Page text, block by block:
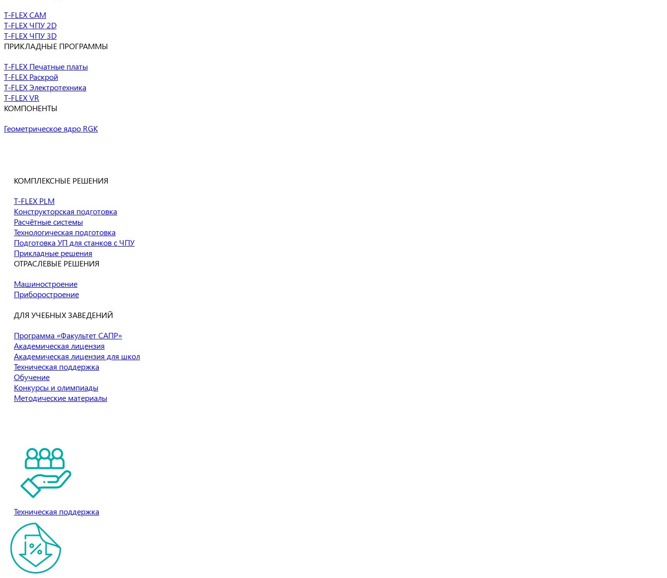
T-FLEX CAM
T-FLEX ЧПУ 2D
T-FLEX ЧПУ 3D
ПРИКЛАДНЫЕ ПРОГРАММЫ
T-FLEX Печатные платы
T-FLEX Раскрой
T-FLEX Электротехника
T-FLEX VR
КОМПОНЕНТЫ
Геометрическое ядро RGK
КОМПЛЕКСНЫЕ РЕШЕНИЯ
T-FLEX PLM
Конструкторская подготовка
Расчётные системы
Технологическая подготовка
Подготовка УП для станков с ЧПУ
Прикладные решения
ОТРАСЛЕВЫЕ РЕШЕНИЯ
Машиностроение
Приборостроение
ДЛЯ УЧЕБНЫХ ЗАВЕДЕНИЙ
Программа «Факультет САПР»
Академическая лицензия
Академическая лицензия для школ
Техническая поддержка
Обучение
Конкурсы и олимпиады
Методические материалы
Техническая поддержка